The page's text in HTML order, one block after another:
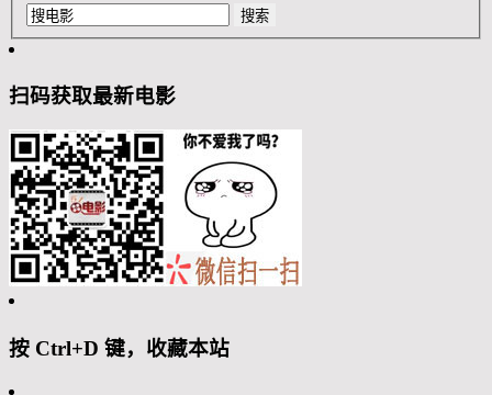
扫码获取最新电影
按 Ctrl+D 键，收藏本站